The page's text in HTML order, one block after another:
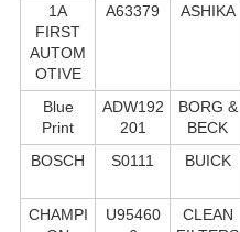
1A
FIRST
AUTOM
OTIVE
A63379 ASHIKA
Blue
Print
ADW192
201
BORG &
BECK
BOSCH
S0111 BUICK
CHAMPI
U95460
CLEAN